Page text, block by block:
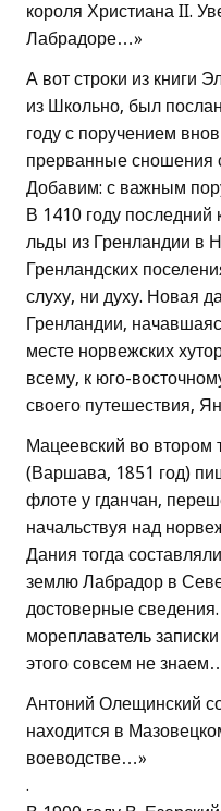
короля Христиана II.
Лабрадоре…»
А вот строки из книги
из Школьно, был
году с поручением
прерванные сношения
Добавим: с важным
В 1410 году последний
льды из Гренландии в
Гренландских
слуху, ни духу. Новая
Гренландии,
месте норвежских
всему, к юго-
своего путешествия,
Мацеевский во втором
(Варшава, 1851 год)
флоте у гданчан,
начальствуя над
Дания тогда
землю Лабрадор в
достоверные
мореплаватель
этого совсем не
Антоний Олещинский
находится в
воеводстве…»
.